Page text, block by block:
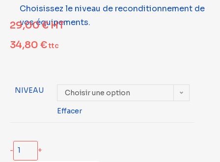
Choisissez le niveau de reconditionnement de
vos équipements.
29,00€HT
34,80 €ttc
NIVEAU Choisir une option
Effacer
- +